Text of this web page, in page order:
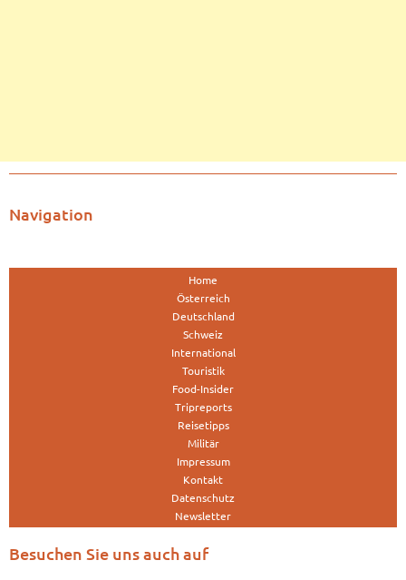
Navigation
Home
Österreich
Deutschland
Schweiz
International
Touristik
Food-Insider
Tripreports
Reisetipps
Militär
Impressum
Kontakt
Datenschutz
Newsletter
Besuchen Sie uns auch auf